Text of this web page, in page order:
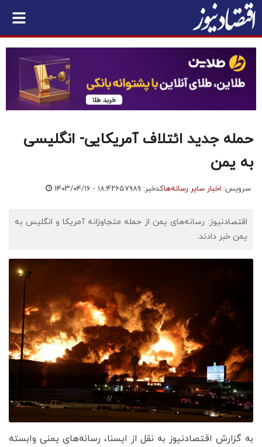
حمله جدید ائتلاف آمریکایی- انگلیسی
به یمن
سرویس: اخبار سایر رسانه‌هاکدخبر: ۶۵۷۹۸۹ ۱۴۰۳/۰۴/۱۶ - ۱۸:۴۲
اقتصادنیوز: رسانه‌های یمن از حمله متجاوزانه آمریکا و انگلیس به
یمن خبر دادند.
به گزارش اقتصادنیوز به نقل از ایسنا، رسانه‌های یمنی وابسته